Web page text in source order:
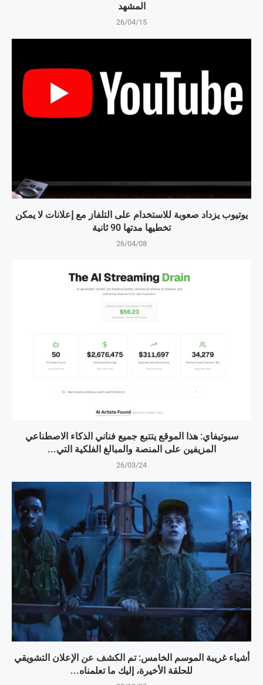
المشهد
26/04/15
يوتيوب يزداد صعوبة للاستخدام على التلفاز مع إعلانات لا يمكن
تخطيها مدتها 90 ثانية
26/04/08
سبوتيفاي: هذا الموقع يتتبع جميع فناني الذكاء الاصطناعي
المزيفين على المنصة والمبالغ الفلكية التي...
26/03/24
أشياء غريبة الموسم الخامس: تم الكشف عن الإعلان التشويقي
للحلقة الأخيرة، إليك ما تعلمناه...